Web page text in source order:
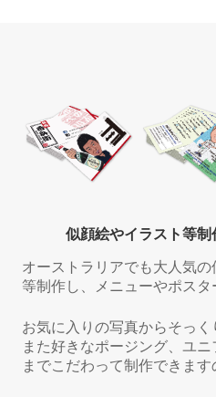
似顔絵やイラスト等制
オーストラリアでも大人気
等制作し、メニューやポスタ
お気に入りの写真からそっく
また好きなポージング、ユ
までこだわって制作できます